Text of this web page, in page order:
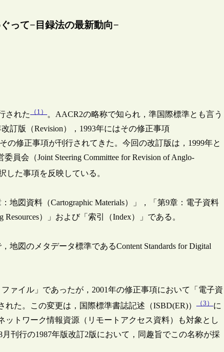
って−目録法の最新動向−
された （1）
。AACR2の略称で知られ，準国際標準とも言う
訂版（Revision），1993年にはその修正事項
の修正事項が刊行されてきた。今回の改訂版は，1999年と
会（Joint Steering Committee for Revision of Anglo-
した事項を反映している。
図資料（Cartographic Materials）」，「第9章：電子資料
Resources）」および「索引（Index）」である。
図のメタデータ標準であるContent Standards for Digital
ァイル」であったが，2001年の修正事項において「電子資
た。この変更は，国際標準書誌記述（ISBD(ER)）
（3） に
トワーク情報資源（リモートアクセス資料）も対象とし
刊行の1987年版改訂2版において，同趣旨でこの名称が採